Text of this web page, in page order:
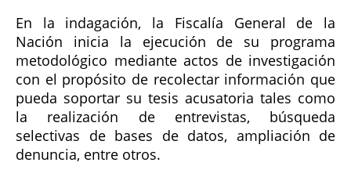
En la indagación, la Fiscalía General de la
Nación inicia la ejecución de su programa
metodológico mediante actos de investigación
con el propósito de recolectar información que
pueda soportar su tesis acusatoria tales como
la realización de entrevistas, búsqueda
selectivas de bases de datos, ampliación de
denuncia, entre otros.